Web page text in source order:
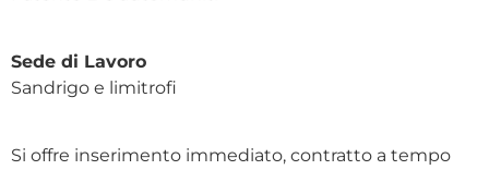
Sede di Lavoro
Sandrigo e limitrofi
Si offre inserimento immediato, contratto a tempo